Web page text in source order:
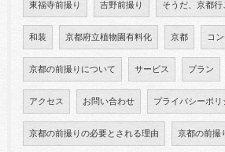
東福寺前撮り 吉野前撮り そうだ、京都行
和装 京都府立植物園有料化 京都 コ
京都の前撮りについて サービス プラン
アクセス お問い合わせ プライバシーポリ
京都の前撮りの必要とされる理由 京都の前撮